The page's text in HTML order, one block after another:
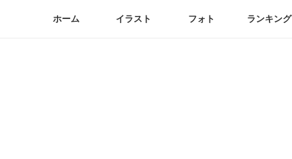
ホーム イラスト フォト ランキング